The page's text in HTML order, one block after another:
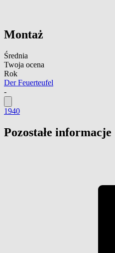
Montaż
Średnia
Twoja ocena
Rok
Der Feuerteufel
-
1940
Pozostałe informacje